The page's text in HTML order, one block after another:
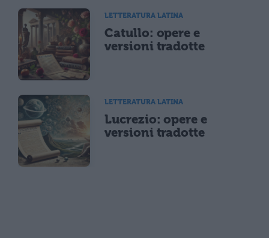
LETTERATURA LATINA
Catullo: opere e
versioni tradotte
LETTERATURA LATINA
Lucrezio: opere e
versioni tradotte